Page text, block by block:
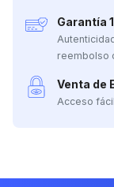
Garantía
reembolso
Venta de
Acceso